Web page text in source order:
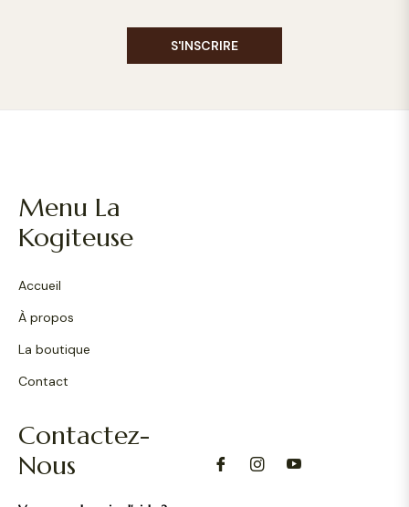
S'INSCRIRE
Menu La
Kogiteuse
Accueil
À propos
La boutique
Contact
Contactez-
Nous